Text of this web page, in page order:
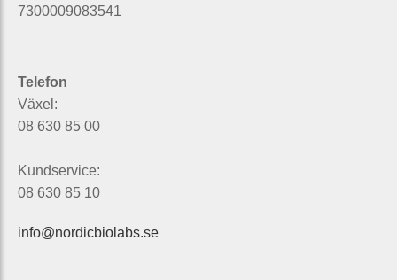
7300009083541
Telefon
Växel:
08 630 85 00
Kundservice:
08 630 85 10
info@nordicbiolabs.se